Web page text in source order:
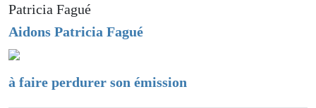
Patricia Fagué
Aidons Patricia Fagué
à faire perdurer son émission